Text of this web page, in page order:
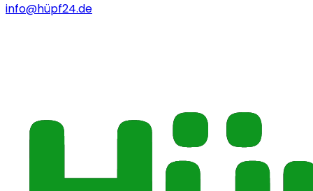
info@hüpf24.de